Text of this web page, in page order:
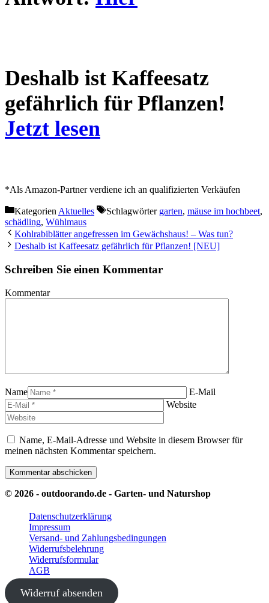
Deshalb ist Kaffeesatz
gefährlich für Pflanzen!
Jetzt lesen
*Als Amazon-Partner verdiene ich an qualifizierten Verkäufen
Kategorien Aktuelles Schlagwörter garten, mäuse im hochbeet,
schädling, Wühlmaus
Kohlrabiblätter angefressen im Gewächshaus! – Was tun?
Deshalb ist Kaffeesatz gefährlich für Pflanzen! [NEU]
Schreiben Sie einen Kommentar
Kommentar
Name
E-Mail
Website
Name, E-Mail-Adresse und Website in diesem Browser für
meinen nächsten Kommentar speichern.
© 2026 - outdoorando.de - Garten- und Naturshop
Datenschutzerklärung
Impressum
Versand- und Zahlungsbedingungen
Widerrufsbelehrung
Widerrufsformular
AGB
Widerruf absenden